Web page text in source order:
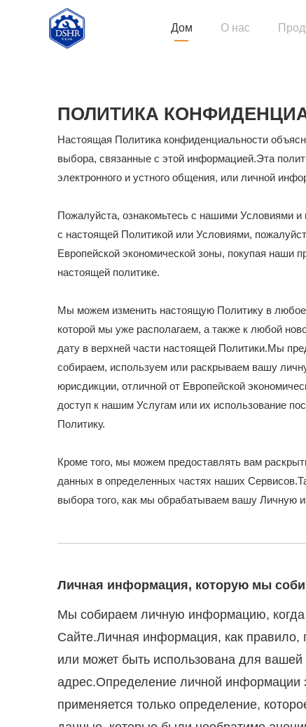
Дом О нас
ПОЛИТИКА
Настоящая Политика конфиденциальности
выбора, связанные с этой информацией.Эта
электронного и устного общения, или личной
Пожалуйста, ознакомьтесь с нашими Условиями
с настоящей Политикой или Условиями,
Европейской экономической зоны, покупая наши
настоящей политике.
Мы можем изменить настоящую Политику в любое
которой мы уже располагаем, а также к любой
дату в верхней части настоящей Политики.Мы
собираем, используем или раскрываем вашу
юрисдикции, отличной от Европейской
доступ к нашим Услугам или их использование
Политику.
Кроме того, мы можем предоставлять вам
данных в определенных частях наших
выбора того, как мы обрабатываем вашу Личную
Личная информация, которую мы
Мы собираем личную информацию, когда
Сайте.Личная информация, как правило,
или может быть использована для
адрес.Определение личной информации
применяется только определение,